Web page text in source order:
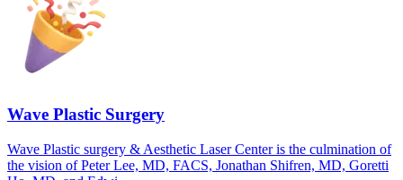
Wave Plastic Surgery
Wave Plastic surgery & Aesthetic Laser Center is the culmination of
the vision of Peter Lee, MD, FACS, Jonathan Shifren, MD, Goretti